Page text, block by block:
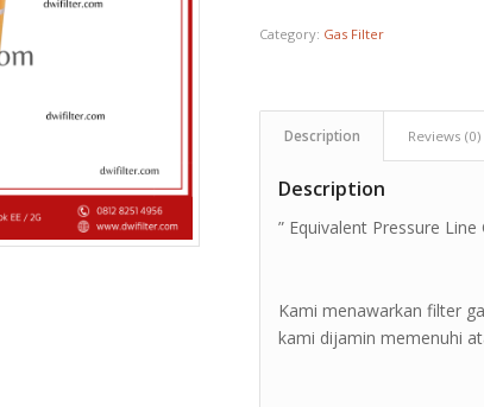
Category: Gas Filter
Description Reviews (0)
Description
” Equivalent Pressure
Kami menawarkan filter
kami dijamin memenuhi